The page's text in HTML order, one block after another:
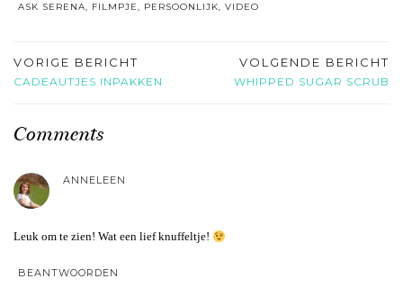
ASK SERENA, FILMPJE, PERSOONLIJK, VIDEO
VORIGE BERICHT
CADEAUTJES INPAKKEN
VOLGENDE BERICHT
WHIPPED SUGAR SCRUB
Comments
ANNELEEN
Leuk om te zien! Wat een lief knuffeltje!
BEANTWOORDEN